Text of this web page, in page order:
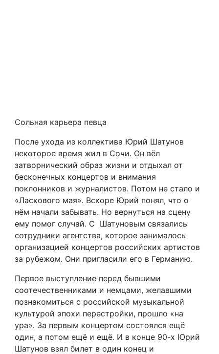
Сольная карьера певца
После ухода из коллектива Юрий Шатунов
некоторое время жил в Сочи. Он вёл
затворнический образ жизни и отдыхал от
бесконечных концертов и внимания
поклонников и журналистов. Потом не стало и
«Ласкового мая». Вскоре Юрий понял, что о
нём начали забывать. Но вернуться на сцену
ему помог случай. С Шатуновым связались
сотрудники агентства, которое занималось
организацией концертов российских артистов
за рубежом. Они пригласили его в Германию.
Первое выступление перед бывшими
соотечественниками и немцами, желавшими
познакомиться с российской музыкальной
культурой эпохи перестройки, прошло «на
ура». За первым концертом состоялся ещё
один, а потом ещё и ещё. И в конце 90-х Юрий
Шатунов взял билет в один конец и